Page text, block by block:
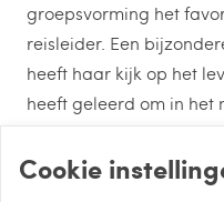
groepsvorming het
reisleider. Een
heeft haar kijk op het
heeft geleerd om in het
Haar belangrijkste
Cookie